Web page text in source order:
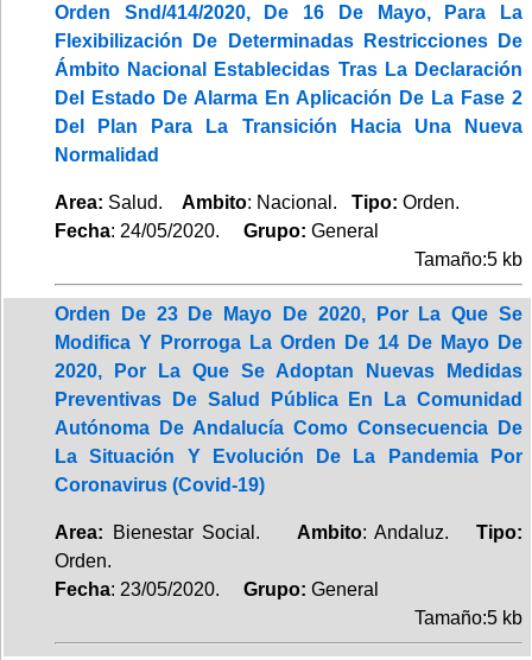
Orden Snd/414/2020, De 16 De Mayo, Para La
Flexibilización De Determinadas Restricciones De
Ámbito Nacional Establecidas Tras La Declaración
Del Estado De Alarma En Aplicación De La Fase 2
Del Plan Para La Transición Hacia Una Nueva
Normalidad
Area: Salud. Ambito: Nacional. Tipo: Orden.
Fecha: 24/05/2020. Grupo: General
Tamaño:5 kb
Orden De 23 De Mayo De 2020, Por La Que Se
Modifica Y Prorroga La Orden De 14 De Mayo De
2020, Por La Que Se Adoptan Nuevas Medidas
Preventivas De Salud Pública En La Comunidad
Autónoma De Andalucía Como Consecuencia De
La Situación Y Evolución De La Pandemia Por
Coronavirus (Covid-19)
Area: Bienestar Social. Ambito: Andaluz.Tipo:
Orden.
Fecha: 23/05/2020. Grupo: General
Tamaño:5 kb